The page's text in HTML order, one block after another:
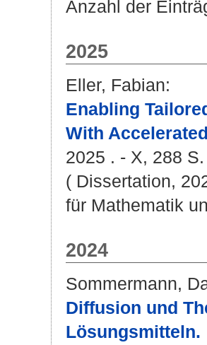
Anzahl der
2025
Eller, Fabian:
Enabling
With
2025 . - X, 288 S.
( Dissertation,
für Mathematik
2024
Sommermann,
Diffusion und
Lösungsmitteln.